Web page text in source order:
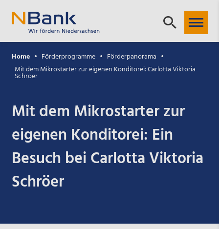
Home Förderprogramme
Förderpanorama
Mit dem Mikrostarter zur eigenen Konditorei: Carlotta Viktoria
Schröer
Mit dem Mikrostarter zur
eigenen Konditorei: Ein
Besuch bei Carlotta Viktoria
Schröer